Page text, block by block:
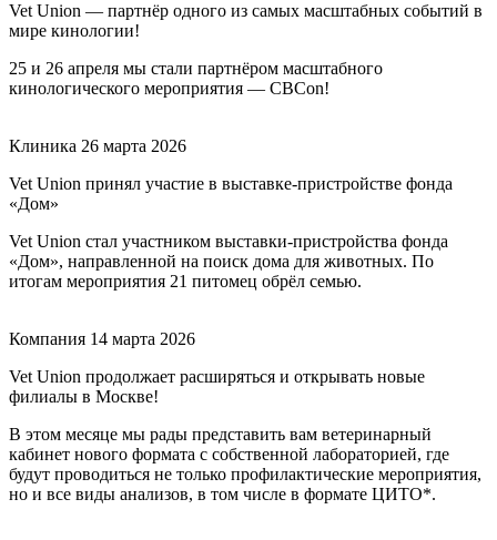
Vet Union — партнёр одного из самых масштабных событий в
мире кинологии!
25 и 26 апреля мы стали партнёром масштабного
кинологического мероприятия — CBCon!
Клиника 26 марта 2026
Vet Union принял участие в выставке-пристройстве фонда
«Дом»
Vet Union стал участником выставки-пристройства фонда
«Дом», направленной на поиск дома для животных. По
итогам мероприятия 21 питомец обрёл семью.
Компания 14 марта 2026
Vet Union продолжает расширяться и открывать новые
филиалы в Москве!
В этом месяце мы рады представить вам ветеринарный
кабинет нового формата с собственной лабораторией, где
будут проводиться не только профилактические мероприятия,
но и все виды анализов, в том числе в формате ЦИТО*.